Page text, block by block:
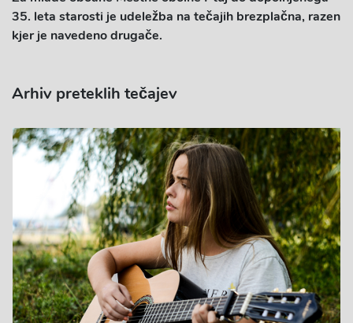
35. leta starosti je udeležba na tečajih brezplačna, razen
kjer je navedeno drugače.
Arhiv preteklih tečajev